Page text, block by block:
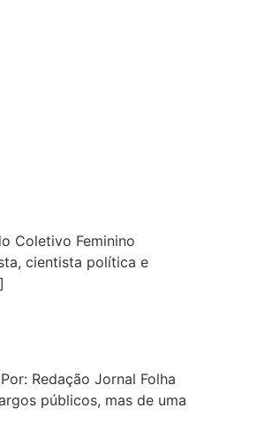
Coletivo Feminino
cientista política e
Redação Jornal Folha
públicos, mas de uma